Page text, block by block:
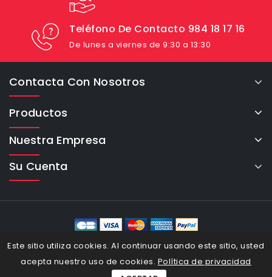
Teléfono De Contacto 984 18 17 16
De lunes a viernes de 9:30 a 13:30
Contacta Con Nosotros
Productos
Nuestra Empresa
Su Cuenta
Este sitio utiliza cookies. Al continuar usando este sitio, usted
acepta nuestro uso de cookies. Política de privacidad
eCommerce Cybertron © 2026